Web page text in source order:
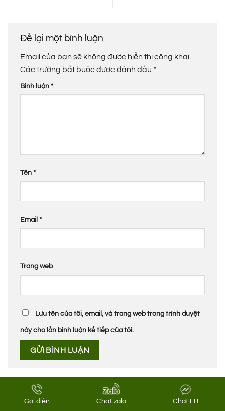
Gọi điện Chat zalo Chat FB
Để lại một bình luận
Email của bạn sẽ không được hiển thị công khai.
Các trường bắt buộc được đánh dấu *
Bình luận *
Tên *
Email *
Trang web
Lưu tên của tôi, email, và trang web trong trình duyệt
này cho lần bình luận kế tiếp của tôi.
DANH MỤC SẢN PHẨM